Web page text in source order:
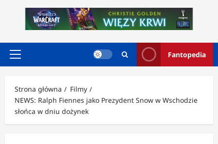
Menu
Fantopedia
Strona główna
Filmy
NEWS: Ralph Fiennes jako Prezydent Snow w Wschodzie
słońca w dniu dożynek